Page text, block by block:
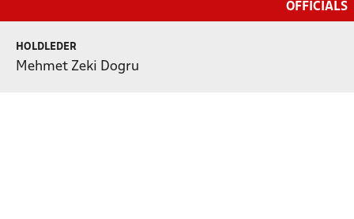
OFFICIALS
HOLDLEDER
Mehmet Zeki Dogru